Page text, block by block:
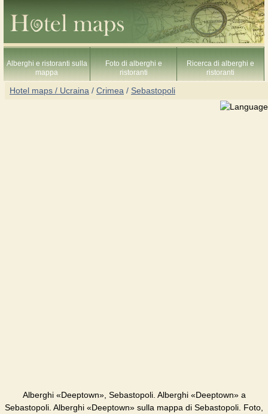
Alberghi e ristoranti sulla
mappa
Foto di alberghi e
ristoranti
Ricerca di alberghi e
ristoranti
Hotel maps / Ucraina / Crimea / Sebastopoli
Alberghi «Deeptown», Sebastopoli. Alberghi «Deeptown» a
Sebastopoli. Alberghi «Deeptown» sulla mappa di Sebastopoli. Foto,